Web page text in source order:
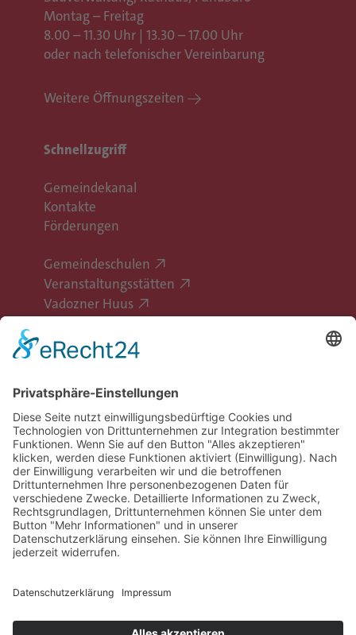
Montag – Freitag
8.00 – 11.30 Uhr | 13.30 – 17.00 Uhr
oder nach telefonischer Vereinbarung
Weitere Öffnungszeiten
Schnellzugriff
Gemeindekanal
Kontakte
Förderungen
Gemeindeschulen
Veranstaltungsstätten
Vadozner Huus